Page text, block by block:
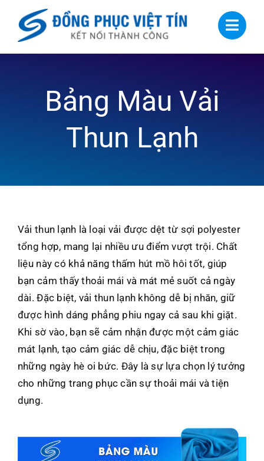
content
Bảng Màu Vải
Thun Lạnh
Vải thun lạnh là loại vải được dệt từ sợi polyester
tổng hợp, mang lại nhiều ưu điểm vượt trội. Chất
liệu này có khả năng thấm hút mồ hôi tốt, giúp
bạn cảm thấy thoải mái và mát mẻ suốt cả ngày
dài. Đặc biệt, vải thun lạnh không dễ bị nhăn, giữ
được hình dáng phẳng phiu ngay cả sau khi giặt.
Khi sờ vào, bạn sẽ cảm nhận được một cảm giác
mát lạnh, tạo cảm giác dễ chịu, đặc biệt trong
những ngày hè oi bức. Đây là sự lựa chọn lý tưởng
cho những trang phục cần sự thoải mái và tiện
dụng.